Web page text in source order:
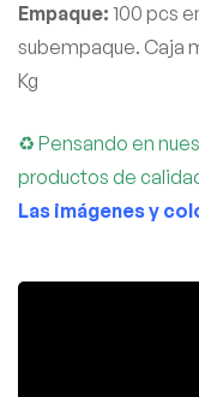
Empaque: 100 pcs
subempaque. Caja
Kg
♻ Pensando en
productos de
Las imágenes y